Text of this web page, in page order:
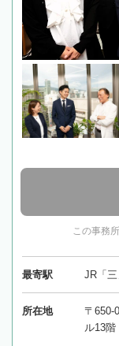
この事務
最寄駅 JR「
所在地
〒650-
ル13階